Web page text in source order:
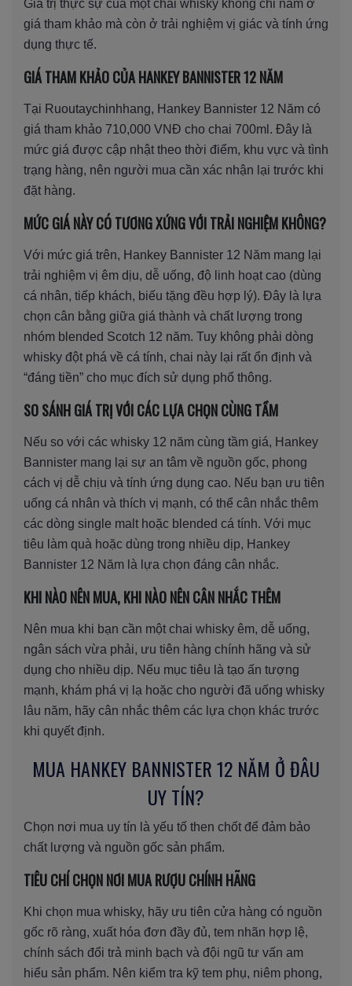
Giá trị thực sự của một chai whisky không chỉ nằm ở
giá tham khảo mà còn ở trải nghiệm vị giác và tính ứng
dụng thực tế.
GIÁ THAM KHẢO CỦA HANKEY BANNISTER 12 NĂM
Tại Ruoutaychinhhang, Hankey Bannister 12 Năm có
giá tham khảo 710,000 VNĐ cho chai 700ml. Đây là
mức giá được cập nhật theo thời điểm, khu vực và tình
trạng hàng, nên người mua cần xác nhận lại trước khi
đặt hàng.
MỨC GIÁ NÀY CÓ TƯƠNG XỨNG VỚI TRẢI NGHIỆM KHÔNG?
Với mức giá trên, Hankey Bannister 12 Năm mang lại
trải nghiệm vị êm dịu, dễ uống, độ linh hoạt cao (dùng
cá nhân, tiếp khách, biếu tặng đều hợp lý). Đây là lựa
chọn cân bằng giữa giá thành và chất lượng trong
nhóm blended Scotch 12 năm. Tuy không phải dòng
whisky đột phá về cá tính, chai này lại rất ổn định và
“đáng tiền” cho mục đích sử dụng phổ thông.
SO SÁNH GIÁ TRỊ VỚI CÁC LỰA CHỌN CÙNG TẦM
Nếu so với các whisky 12 năm cùng tầm giá, Hankey
Bannister mang lại sự an tâm về nguồn gốc, phong
cách vị dễ chịu và tính ứng dụng cao. Nếu bạn ưu tiên
uống cá nhân và thích vị mạnh, có thể cân nhắc thêm
các dòng single malt hoặc blended cá tính. Với mục
tiêu làm quà hoặc dùng trong nhiều dịp, Hankey
Bannister 12 Năm là lựa chọn đáng cân nhắc.
KHI NÀO NÊN MUA, KHI NÀO NÊN CÂN NHẮC THÊM
Nên mua khi bạn cần một chai whisky êm, dễ uống,
ngân sách vừa phải, ưu tiên hàng chính hãng và sử
dụng cho nhiều dịp. Nếu mục tiêu là tạo ấn tượng
mạnh, khám phá vị lạ hoặc cho người đã uống whisky
lâu năm, hãy cân nhắc thêm các lựa chọn khác trước
khi quyết định.
MUA HANKEY BANNISTER 12 NĂM Ở ĐÂU
UY TÍN?
Chọn nơi mua uy tín là yếu tố then chốt để đảm bảo
chất lượng và nguồn gốc sản phẩm.
TIÊU CHÍ CHỌN NƠI MUA RƯỢU CHÍNH HÃNG
Khi chọn mua whisky, hãy ưu tiên cửa hàng có nguồn
gốc rõ ràng, xuất hóa đơn đầy đủ, tem nhãn hợp lệ,
chính sách đổi trả minh bạch và đội ngũ tư vấn am
hiểu sản phẩm. Nên kiểm tra kỹ tem phụ, niêm phong,